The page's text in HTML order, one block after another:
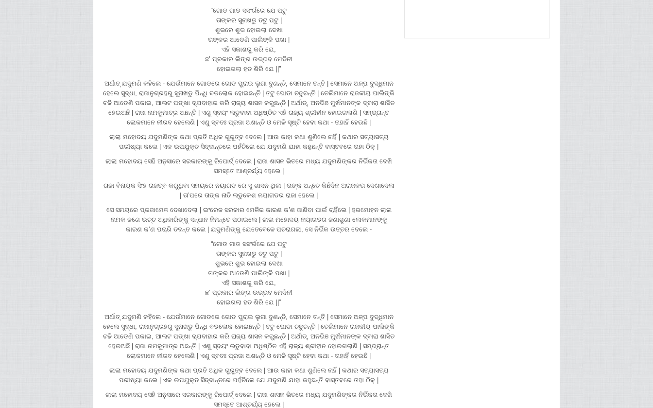
“ଗୋଡ ଗାଡ ସସଂର୍ଗରେ ଯେ ପଟୁ
ତାଙ୍କର ସୁନାଖଡୁ ତଟୁ ପଟୁ |
ଶୁଭରେ ଶୁଭ ହୋଇଲା ଦେଖା
ତାଙ୍କର ଆଡେଣି ପାଲିଙ୍କି ପଖା |
ଏହି ସକାଶରୁ କରି ଯେ,
ଛ’ ପ୍ରକାର ଲିଙ୍ଗ ଉଭ୍ଭବ ମେଦିନୀ
ହୋଇଗଲା ହତ ଶିରି ଯେ ||”
ଅର୍ଥାତ୍ ଯଦୁମଣି କହିଲେ - ଯେଉଁମାନେ ଗୋଡରେ ଗୋଡ ପୁରାଇ ଲୁଗା ବୁଣନ୍ତି, ସେମାନେ ତନ୍ତି | ସେମାନେ ଅଳ୍ପ ବୁଦ୍ଧିମାନ
ହେଲେ ସୁଦ୍ଧା, ରାଜାନୁଗ୍ରହରୁ ସୁନାଖଡୁ ପିନ୍ଧି ବଡଲୋକ ହୋଇଛନ୍ତି | ତଟୁ ଘୋଡା ଚଢୁଚନ୍ତି | ତେଲିମାନେ ରାଜକୀୟ ପାଲିଙ୍କି
ଚଢି ଆଡେଣି ପକାଇ, ଆଲଟ ପଙ୍ଖା ବ୍ଯବାହାର କରି ରାଜ୍ୟ ଶାସନ କରୁଛନ୍ତି | ଅର୍ଥାତ୍, ଅନଭିଞ ମୁର୍ଖମାନଙ୍କ ଦ୍ବାରା ଶାସିତ
ହେଇଅଛି | ରାଜା ନାମକୁମାତ୍ର ଅଛନ୍ତି | ଏଣୁ ସ୍ବୟଂ ଲଡୁବାବା ଅଧିଷ୍ଠିତ ଏହି ରାଜ୍ୟ ଶ୍ରୀହୀନ ହୋଇଗଲାଣି | ସମ୍ଭ୍ରାନ୍ତ
ଲୋକମାନେ ନୀରବ ହେଲେଣି | ଏଣୁ ସ୍ବତଃ ପ୍ରଜା ଅଶାନ୍ତି ଓ ମେଳି ସୃଷ୍ଟି ହେବା କଥା - ତାହାହିଁ ହେଉଛି |
ଲାଲା ମହୋଦୟ ଯଦୁମଣିଙ୍କ କଥା ପ୍ରତି ଅଧିକ ଗୁରୁତ୍ବ ଦେଲେ | ଆଉ କାହା କଥା ଶୁଣିଲେ ନାହିଁ | କଥାର ସତ୍ୟାସତ୍ୟ
ପରୀଷ୍ୟା କଲେ | ଏକ ଉପଯୁକ୍ତ ସିଦ୍ଦାନ୍ତରେ ପହଁଚିଲେ ଯେ ଯଦୁମଣି ଯାହା କହୁଛନ୍ତି ବାସ୍ତବରେ ତାହା ଠିକ୍ |
ଲାଲା ମହୋଦୟ ସେହି ଅନୁସାରେ ସରକାରଙ୍କୁ ରିପୋର୍ଟ୍ ଦେଲେ | ରାଜା ଶାସନ ଭିତରେ ମଧ୍ୟ ଯଦୁମଣିଙ୍କର ନିର୍ଭିକତା ଦେଖି
ସମସ୍ତେ ଆଶ୍ଚର୍ଯ୍ୟ ହେଲେ |
ରାଜା ବିନାୟକ ସିଂହ ରାଜତ୍ବ କରୁଥିବା ସମୟରେ ନୟାଗଡ ରେ ସୁ-ଶାସନ ଥିଲା | ତାଙ୍କ ଅନ୍ତେ କିଛିଦିନ ଅରାଜକତା ଦେଖାଦେଲା
| ତା’ପରେ ତାଙ୍କ ନାତି ଲଡୁକେଶ ନୟାଗଡର ରାଜା ହେଲେ |
ସେ ସମୟରେ ପ୍ରଜାମେଳ ଦେଖାଦେଲା | ଇଂରେଜ ସରକାର ମେଳିର କାରଣ କ’ଣ ଜାଣିବା ପାଇଁ ଚାହିଁଲେ | ହରମୋହନ ଲାଲ
ନାମକ ଜଣେ ଉଚ୍ଚ ଅଧିକାରିଙ୍କୁ ସନ୍ଧାନ ନିମନ୍ତେ ପଠାଇଲେ | ଲାଲ ମହୋଦୟ ନୟାଗଡର ଜଣାଶୁଣା ଲୋକମାନଙ୍କୁ
କାରଣ କ’ଣ ପଚାରି ତଦନ୍ତ କଲେ | ଯଦୁମଣିଙ୍କୁ ଯେତେବେଳେ ପଚରାଗଲା, ସେ ନିର୍ଭିକ ଉତ୍ତର ଦେଲେ -
“ଗୋଡ ଗାଡ ସସଂର୍ଗରେ ଯେ ପଟୁ
ତାଙ୍କର ସୁନାଖଡୁ ତଟୁ ପଟୁ |
ଶୁଭରେ ଶୁଭ ହୋଇଲା ଦେଖା
ତାଙ୍କର ଆଡେଣି ପାଲିଙ୍କି ପଖା |
ଏହି ସକାଶରୁ କରି ଯେ,
ଛ’ ପ୍ରକାର ଲିଙ୍ଗ ଉଭ୍ଭବ ମେଦିନୀ
ହୋଇଗଲା ହତ ଶିରି ଯେ ||”
ଅର୍ଥାତ୍ ଯଦୁମଣି କହିଲେ - ଯେଉଁମାନେ ଗୋଡରେ ଗୋଡ ପୁରାଇ ଲୁଗା ବୁଣନ୍ତି, ସେମାନେ ତନ୍ତି | ସେମାନେ ଅଳ୍ପ ବୁଦ୍ଧିମାନ
ହେଲେ ସୁଦ୍ଧା, ରାଜାନୁଗ୍ରହରୁ ସୁନାଖଡୁ ପିନ୍ଧି ବଡଲୋକ ହୋଇଛନ୍ତି | ତଟୁ ଘୋଡା ଚଢୁଚନ୍ତି | ତେଲିମାନେ ରାଜକୀୟ ପାଲିଙ୍କି
ଚଢି ଆଡେଣି ପକାଇ, ଆଲଟ ପଙ୍ଖା ବ୍ଯବାହାର କରି ରାଜ୍ୟ ଶାସନ କରୁଛନ୍ତି | ଅର୍ଥାତ୍, ଅନଭିଞ ମୁର୍ଖମାନଙ୍କ ଦ୍ବାରା ଶାସିତ
ହେଇଅଛି | ରାଜା ନାମକୁମାତ୍ର ଅଛନ୍ତି | ଏଣୁ ସ୍ବୟଂ ଲଡୁବାବା ଅଧିଷ୍ଠିତ ଏହି ରାଜ୍ୟ ଶ୍ରୀହୀନ ହୋଇଗଲାଣି | ସମ୍ଭ୍ରାନ୍ତ
ଲୋକମାନେ ନୀରବ ହେଲେଣି | ଏଣୁ ସ୍ବତଃ ପ୍ରଜା ଅଶାନ୍ତି ଓ ମେଳି ସୃଷ୍ଟି ହେବା କଥା - ତାହାହିଁ ହେଉଛି |
ଲାଲା ମହୋଦୟ ଯଦୁମଣିଙ୍କ କଥା ପ୍ରତି ଅଧିକ ଗୁରୁତ୍ବ ଦେଲେ | ଆଉ କାହା କଥା ଶୁଣିଲେ ନାହିଁ | କଥାର ସତ୍ୟାସତ୍ୟ
ପରୀଷ୍ୟା କଲେ | ଏକ ଉପଯୁକ୍ତ ସିଦ୍ଦାନ୍ତରେ ପହଁଚିଲେ ଯେ ଯଦୁମଣି ଯାହା କହୁଛନ୍ତି ବାସ୍ତବରେ ତାହା ଠିକ୍ |
ଲାଲା ମହୋଦୟ ସେହି ଅନୁସାରେ ସରକାରଙ୍କୁ ରିପୋର୍ଟ୍ ଦେଲେ | ରାଜା ଶାସନ ଭିତରେ ମଧ୍ୟ ଯଦୁମଣିଙ୍କର ନିର୍ଭିକତା ଦେଖି
ସମସ୍ତେ ଆଶ୍ଚର୍ଯ୍ୟ ହେଲେ |